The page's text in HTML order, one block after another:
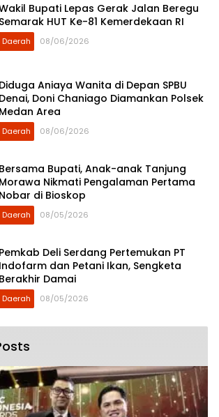
Bupati Lepas Gerak Jalan Beregu
Semarak HUT Ke-81 Kemerdekaan RI
Daerah 08/06/2026
Diduga Aniaya Wanita di Depan SPBU
Denai, Doni Chaniago Diamankan Polsek
Medan Area
Daerah 08/06/2026
Bersama Bupati, Anak-anak Tanjung
Morawa Nikmati Pengalaman Pertama
Nobar di Bioskop
Daerah 08/05/2026
Pemkab Deli Serdang Pertemukan PT
Indofarm dan Petani Ikan, Sengketa
Berakhir Damai
Daerah 08/05/2026